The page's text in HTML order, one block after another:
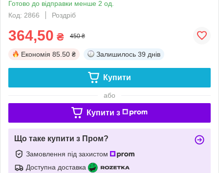
Готово до відправки менше 2 од.
Код: 2866
Роздріб
364,50 ₴ 450 ₴
Економія 85.50 ₴ Залишилось 39 днів
Купити
або
Купити з
Що таке купити з Пром?
Замовлення під захистом
Доступна доставка